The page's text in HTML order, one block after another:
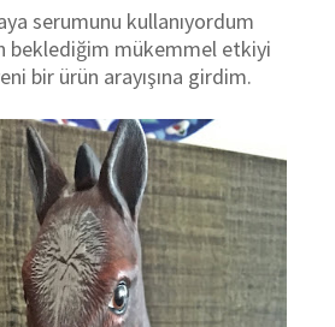
serumunu kullanıyordum
beklediğim mükemmel etkiyi
bir ürün arayışına girdim.